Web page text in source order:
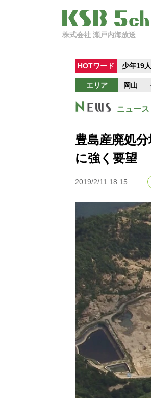
株式会社 瀬戸内海放送
HOTワード 少年19
エリア 岡山
ニュース
豊島産廃処
に強く要望
2019/2/11 18:15